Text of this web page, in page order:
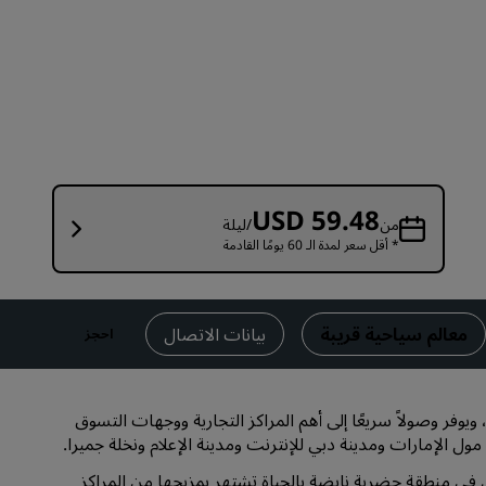
تفضل بزيارة مدونتنا
Radisson Rewards
استكشف برنامج Radisson Rewards
المزايا
كيفية استخدام النقاط
موظفو الحجز ومُنظِّمو الرحلات
منUSD 59.48/ليلة
* أقل سعر لمدة الـ 60 يومًا القادمة
معالم سياحية قريبة بيانات الاتصال احجز
وصولاً سريعًا إلى أهم المراكز التجارية ووجهات التسوق
الإمارات ومدينة دبي للإنترنت ومدينة الإعلام ونخلة جميرا.
منطقة حضرية نابضة بالحياة تشتهر بمزيجها من المراكز